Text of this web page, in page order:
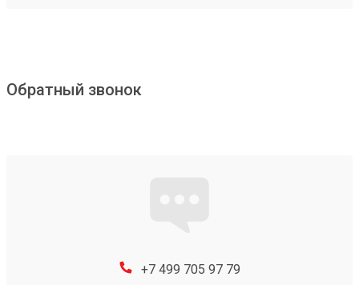
Обратный звонок
+7 499 705 97 79